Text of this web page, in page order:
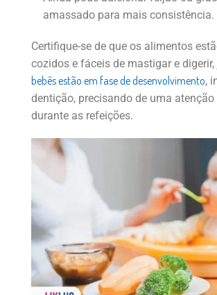
amassado para mais consistência.
Certifique-se de que os alimentos
cozidos e fáceis de mastigar e
bebês estão em fase de desenvolvimento,
dentição, precisando de uma
durante as refeições.